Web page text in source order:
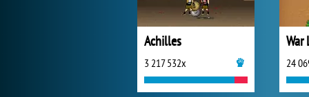
Achilles
3 217 532x
War
24